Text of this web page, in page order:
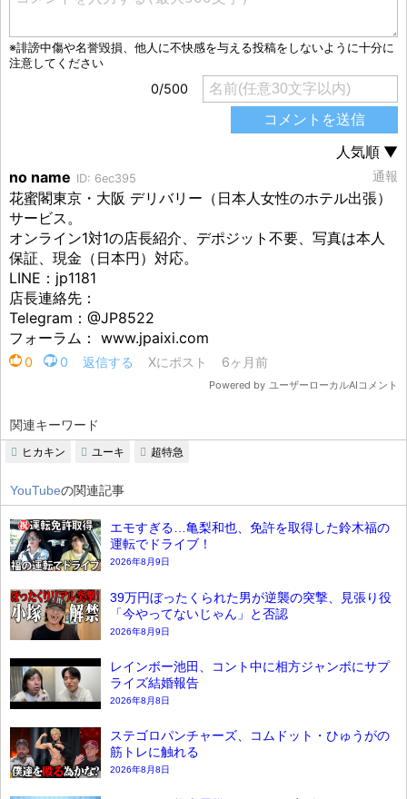
関連キーワード
ヒカキン ユーキ 超特急
YouTubeの関連記事
エモすぎる…亀梨和也、免許を取得した鈴木福の
運転でドライブ！
2026年8月9日
39万円ぼったくられた男が逆襲の突撃、見張り役
「今やってないじゃん」と否認
2026年8月9日
レインボー池田、コント中に相方ジャンボにサプ
ライズ結婚報告
2026年8月8日
ステゴロパンチャーズ、コムドット・ひゅうがの
筋トレに触れる
2026年8月8日